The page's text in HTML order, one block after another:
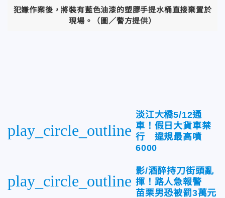
犯嫌作案後，將裝有藍色油漆的塑膠手提水桶直接棄置於
現場。（圖／警方提供）
play_circle_outline
淡江大橋5/12通
車！假日大貨車禁
行 違規最高噴
6000
play_circle_outline
影/酒醉持刀街頭亂
揮！路人急報警
苗栗男恐被罰3萬元